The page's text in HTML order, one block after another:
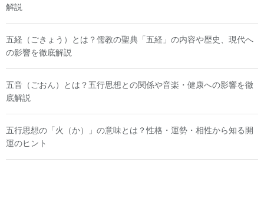
解説
五経（ごきょう）とは？儒教の聖典「五経」の内容や歴史、現代へ
の影響を徹底解説
五音（ごおん）とは？五行思想との関係や音楽・健康への影響を徹
底解説
五行思想の「火（か）」の意味とは？性格・運勢・相性から知る開
運のヒント